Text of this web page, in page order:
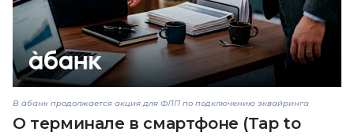
В àбанк продолжается акция для ФЛП по подключению эквайринга
О терминале в смартфоне (Tap to